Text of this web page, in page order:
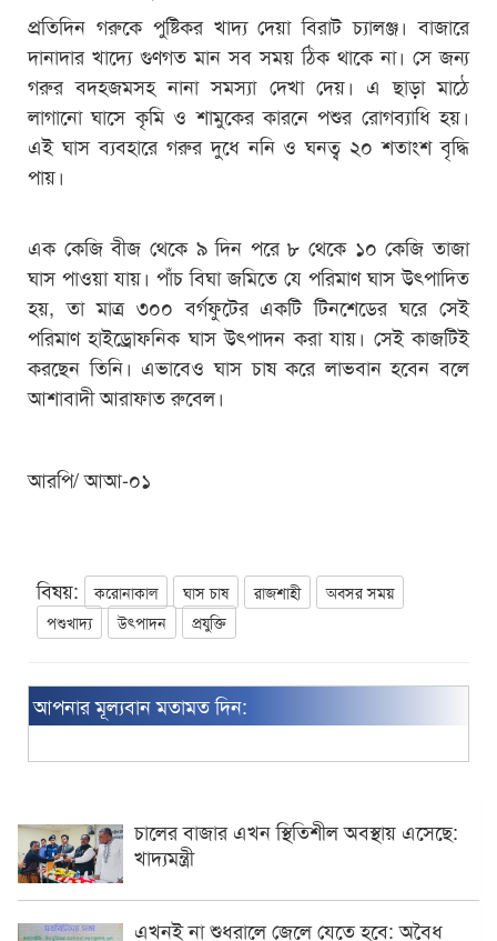
প্রতিদিন গরুকে পুষ্টিকর খাদ্য দেয়া বিরাট চ্যালঞ্জ। বাজারে
দানাদার খাদ্যে গুণগত মান সব সময় ঠিক থাকে না। সে জন্য
গরুর বদহজমসহ নানা সমস্যা দেখা দেয়। এ ছাড়া মাঠে
লাগানো ঘাসে কৃমি ও শামুকের কারনে পশুর রোগব্যাধি হয়।
এই ঘাস ব্যবহারে গরুর দুধে ননি ও ঘনত্ব ২০ শতাংশ বৃদ্ধি
পায়।
এক কেজি বীজ থেকে ৯ দিন পরে ৮ থেকে ১০ কেজি তাজা
ঘাস পাওয়া যায়। পাঁচ বিঘা জমিতে যে পরিমাণ ঘাস উৎপাদিত
হয়, তা মাত্র ৩০০ বর্গফুটের একটি টিনশেডের ঘরে সেই
পরিমাণ হাইড্রোফনিক ঘাস উৎপাদন করা যায়। সেই কাজটিই
করছেন তিনি। এভাবেও ঘাস চাষ করে লাভবান হবেন বলে
আশাবাদী আরাফাত রুবেল।
আরপি/ আআ-০১
বিষয়: করোনাকাল ঘাস চাষ রাজশাহী
অবসর সময়
পশুখাদ্য
উৎপাদন প্রযুক্তি
আপনার মূল্যবান মতামত দিন:
চালের বাজার এখন স্থিতিশীল অবস্থায় এসেছে:
খাদ্যমন্ত্রী
এখনই না শুধরালে জেলে যেতে হবে: অবৈধ